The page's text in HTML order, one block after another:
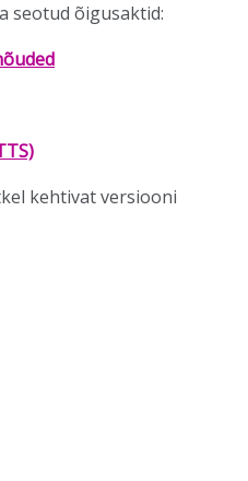
seotud õigusaktid:
kehtivat versiooni